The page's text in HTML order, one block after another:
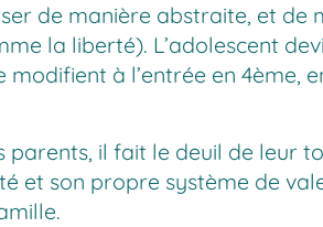
de manière abstraite, et de
la liberté). L’adolescent
à l’entrée en 4ème,
il fait le deuil de leur
et son propre système de